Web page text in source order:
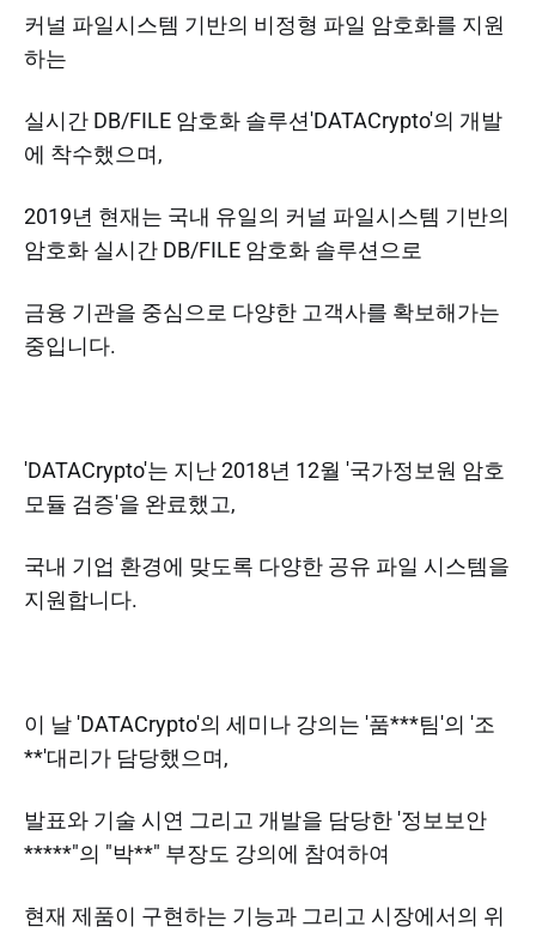
커널 파일시스템 기반의 비정형 파일 암호화를 지원
하는
실시간 DB/FILE 암호화 솔루션'DATACrypto'의 개발
에 착수했으며,
2019년 현재는 국내 유일의 커널 파일시스템 기반의
암호화 실시간 DB/FILE 암호화 솔루션으로
금융 기관을 중심으로 다양한 고객사를 확보해가는
중입니다.
'DATACrypto'는 지난 2018년 12월 '국가정보원 암호
모듈 검증'을 완료했고,
국내 기업 환경에 맞도록 다양한 공유 파일 시스템을
지원합니다.
이 날 'DATACrypto'의 세미나 강의는 '품***팀'의 '조
**'대리가 담당했으며,
발표와 기술 시연 그리고 개발을 담당한 '정보보안
*****"의 "박**" 부장도 강의에 참여하여
현재 제품이 구현하는 기능과 그리고 시장에서의 위